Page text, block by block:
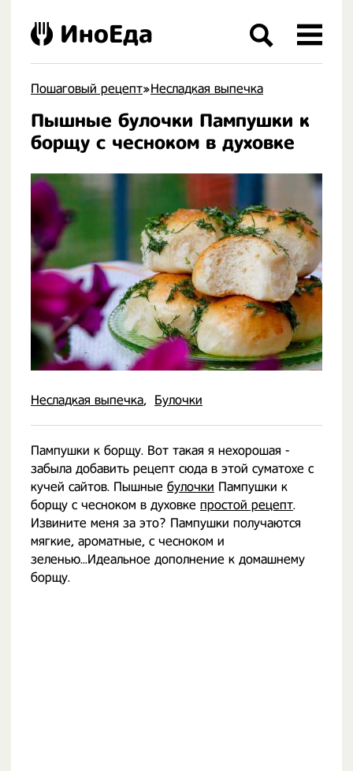
Пошаговый рецепт»Несладкая выпечка
Пышные булочки Пампушки к
борщу с чесноком в духовке
Несладкая выпечка Булочки
Пампушки к борщу. Вот такая я нехорошая -
забыла добавить рецепт сюда в этой суматохе с
кучей сайтов. Пышные булочки Пампушки к
борщу с чесноком в духовке простой рецепт.
Извините меня за это? Пампушки получаются
мягкие, ароматные, с чесноком и
зеленью...Идеальное дополнение к домашнему
борщу.
ИноЕда